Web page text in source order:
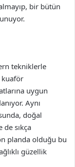
bir bütün
tekniklerle
kuaför
uygun
Aynı
doğal
de sıkça
planda olduğu bu
güzellik